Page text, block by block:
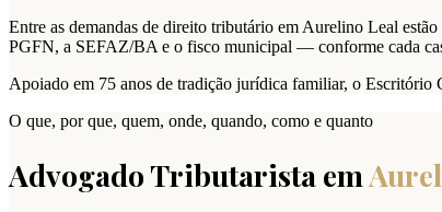
Entre as demandas de direito tributário em Aurelino Leal
PGFN, a SEFAZ/BA e o fisco municipal — conforme cada
Apoiado em 75 anos de tradição jurídica familiar, o Escritório
O que, por que, quem, onde, quando, como e quanto
Advogado Tributarista em